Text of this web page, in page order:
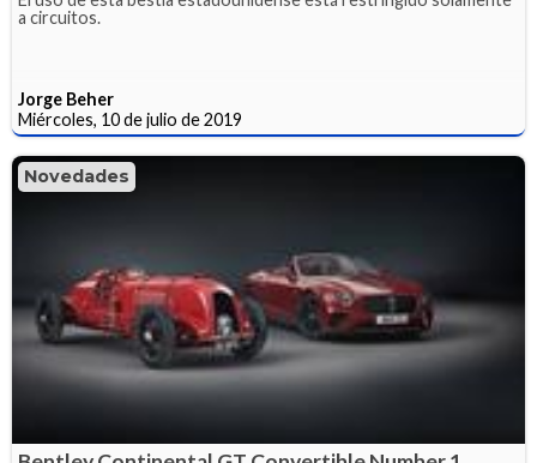
a circuitos.
Jorge Beher
Miércoles, 10 de julio de 2019
Novedades